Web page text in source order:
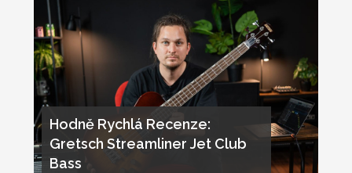
Hodně Rychlá Recenze:
Gretsch Streamliner Jet Club
Bass